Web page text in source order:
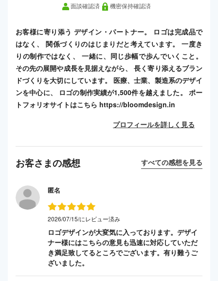
面談確認済 機密保持確認済
お客様に寄り添う デザイン・パートナー。 ロゴは完成品で
はなく、 関係づくりのはじまりだと考えています。 一度き
りの制作ではなく、 一緒に、同じ歩幅で歩んでいくこと。
その先の展開や成長を見据えながら、 長く寄り添えるブラン
ドづくりを大切にしています。 医療、士業、製造系のデザイ
ンを中心に、 ロゴの制作実績が1,500件を越えました。 ポー
トフォリオサイトはこちら https://bloomdesign.in
プロフィールを詳しく見る
お客さまの感想 すべての感想を見る
匿名
2026/07/15/にレビュー済み
ロゴデザインが大変気に入っております。デザイ
ナー様にはこちらの意見も迅速に対応していただ
き満足致してるところでございます。有り難うご
ざいました。